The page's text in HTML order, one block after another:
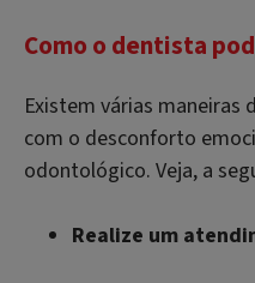
Como o dentista
Existem várias maneiras
com o desconforto
odontológico. Veja, a
Realize um